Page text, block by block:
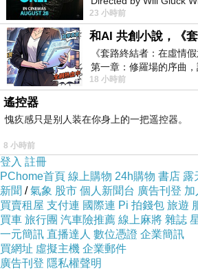
1.訂十次送一晚
這個算是hotels的常駐活動！累
免費住宿1晚！(無使用優惠碼即
如果找不到優惠碼的話
直接下訂就對了！
這樣就等於10%的優惠！
比一般使用優惠碼的情況還省！
Starring Monica Barbaro
23 小時前
《套路終結者：在虛情
第一章：修羅場的序曲
卡爾頓酒店的總統套房內
18 小時前
遙控器
愧疚感只是别人装在你身上的一把遥控器。
8 小時前
登入 註冊
PChome首頁 線上購物 24h購物 書店 露
新聞 /氣象 股市 個人新聞台 廣告刊登 加
買賣租屋 支付連 國際連 Pi 拍錢包 旅遊
買車 旅行團 汽車險推薦 線上麻將 雜誌
一元簡訊 直播達人 數位憑證 企業簡訊
買網址 虛擬主機 企業郵件
廣告刊登 隱私權聲明